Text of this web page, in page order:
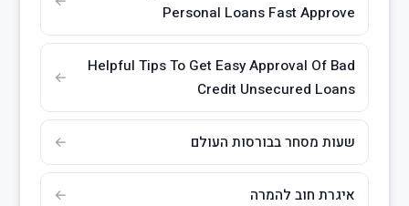
Personal Loans Fast Approve
Helpful Tips To Get Easy Approval Of Bad
Credit Unsecured Loans
שעות מסחר בבורסות העולם
איגרת חוב להמרה